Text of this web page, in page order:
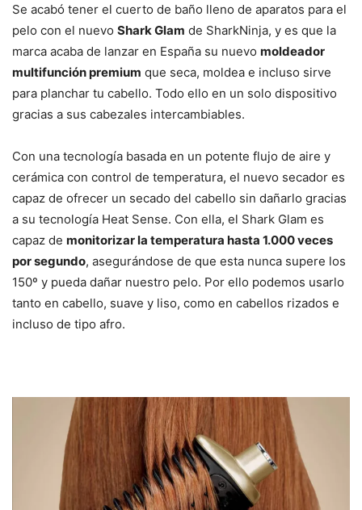
Se acabó tener el cuerto de baño lleno de aparatos para el
pelo con el nuevo Shark Glam de SharkNinja, y es que la
marca acaba de lanzar en España su nuevo moldeador
multifunción premium que seca, moldea e incluso sirve
para planchar tu cabello. Todo ello en un solo dispositivo
gracias a sus cabezales intercambiables.
Con una tecnología basada en un potente flujo de aire y
cerámica con control de temperatura, el nuevo secador es
capaz de ofrecer un secado del cabello sin dañarlo gracias
a su tecnología Heat Sense. Con ella, el Shark Glam es
capaz de monitorizar la temperatura hasta 1.000 veces
por segundo, asegurándose de que esta nunca supere los
150º y pueda dañar nuestro pelo. Por ello podemos usarlo
tanto en cabello, suave y liso, como en cabellos rizados e
incluso de tipo afro.